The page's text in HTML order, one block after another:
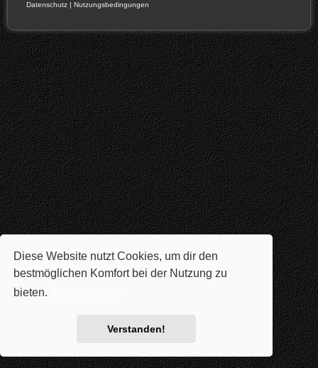
Diese Website nutzt Cookies, um dir den
bestmöglichen Komfort bei der Nutzung zu
bieten.
Verstanden!
Datenschutz | Nutzungsbedingungen